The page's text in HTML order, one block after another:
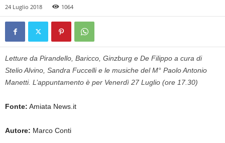
24 Luglio 2018 1064
Letture da Pirandello, Baricco, Ginzburg e De Filippo a cura di
Stelio Alvino, Sandra Fuccelli e le musiche del M° Paolo Antonio
Manetti. L’appuntamento è per Venerdì 27 Luglio (ore 17.30)
Fonte: Amiata News.it
Autore: Marco Conti